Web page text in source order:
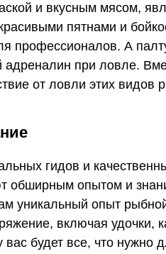
и вкусным мясом,
пятнами и
профессионалов. А
при ловле.
от ловли этих видов
гидов и
обширным опытом и
уникальный опыт
включая удочки,
будет все, что нужно